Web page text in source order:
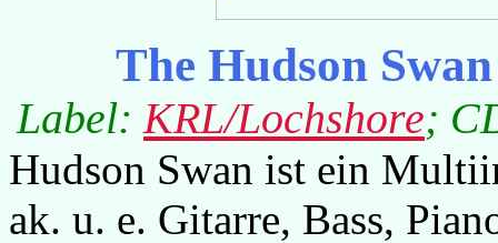
The Hudson
Label: KRL/Lochshore;
Hudson Swan ist ein
ak. u. e. Gitarre, Bass,